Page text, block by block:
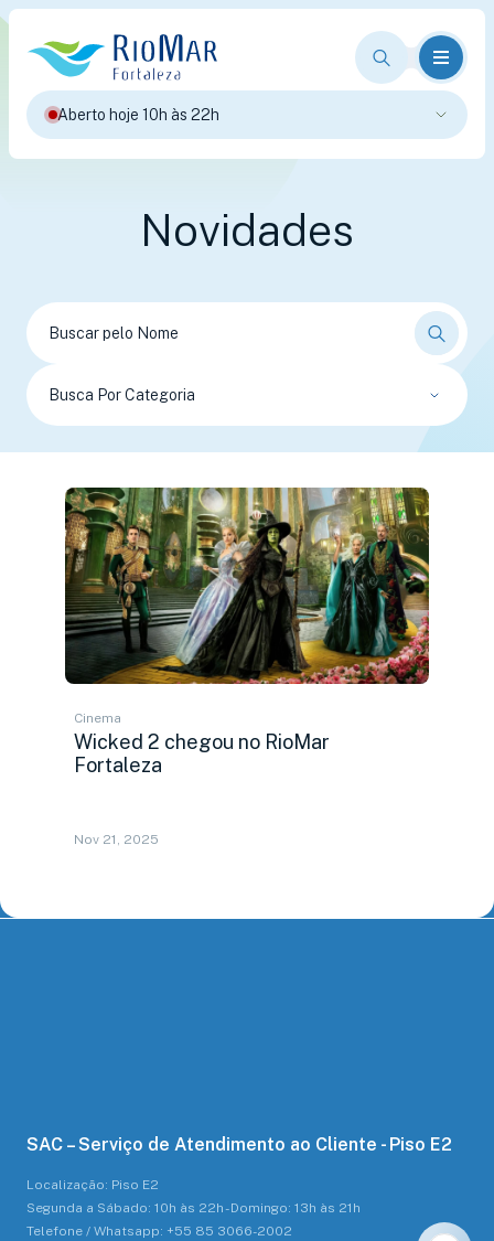
Aberto hoje 10h às 22h
Novidades
Busca Por Categoria
Cinema
Wicked 2 chegou no RioMar
Fortaleza
Nov 21, 2025
SAC – Serviço de Atendimento ao Cliente - Piso E2
Localização: Piso E2
Segunda a Sábado: 10h às 22h - Domingo: 13h às 21h
Telefone / Whatsapp: +55 85 3066-2002